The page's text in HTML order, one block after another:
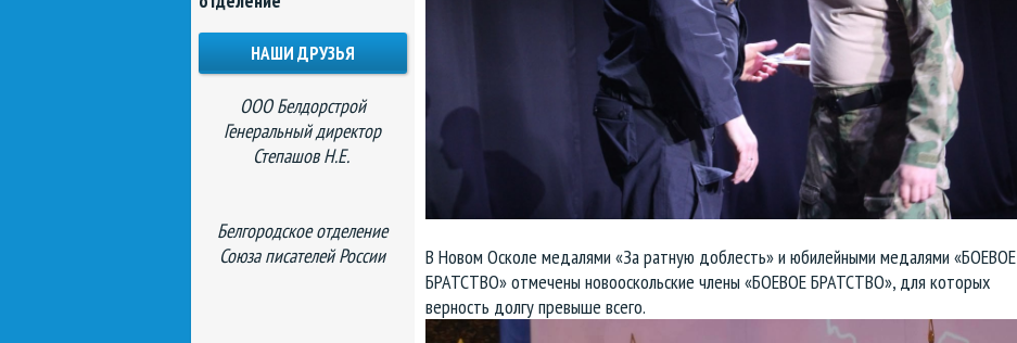
В Новом Осколе медалями «За ратную доблесть» и юбилейными медалями «БОЕВОЕ
БРАТСТВО» отмечены новооскольские члены «БОЕВОЕ БРАТСТВО», для которых
верность долгу превыше всего.
НАШИ ДРУЗЬЯ
ООО Белдорстрой
Генеральный директор
Степашов Н.Е.
Белгородское отделение
Союза писателей России